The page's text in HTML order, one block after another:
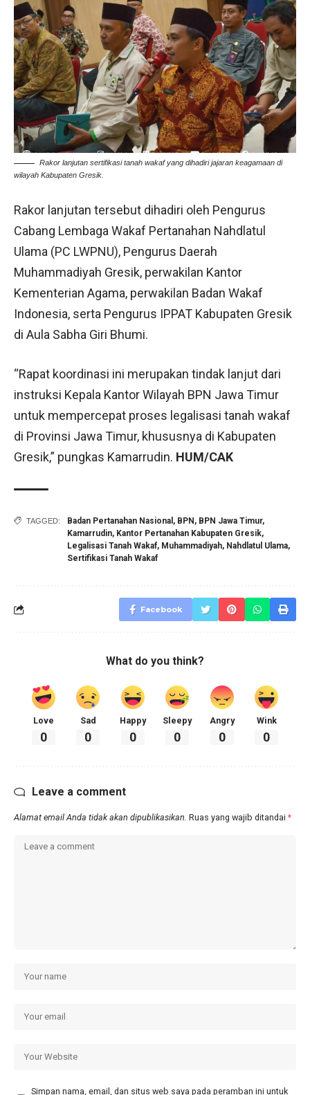
Rakor lanjutan sertifikasi tanah wakaf yang dihadiri jajaran keagamaan di
wilayah Kabupaten Gresik.
Rakor lanjutan tersebut dihadiri oleh Pengurus
Cabang Lembaga Wakaf Pertanahan Nahdlatul
Ulama (PC LWPNU), Pengurus Daerah
Muhammadiyah Gresik, perwakilan Kantor
Kementerian Agama, perwakilan Badan Wakaf
Indonesia, serta Pengurus IPPAT Kabupaten Gresik
di Aula Sabha Giri Bhumi.
“Rapat koordinasi ini merupakan tindak lanjut dari
instruksi Kepala Kantor Wilayah BPN Jawa Timur
untuk mempercepat proses legalisasi tanah wakaf
di Provinsi Jawa Timur, khususnya di Kabupaten
Gresik,” pungkas Kamarrudin. HUM/CAK
TAGGED: Badan Pertanahan Nasional , BPN, BPN Jawa Timur,
Kamarrudin, Kantor Pertanahan Kabupaten Gresik,
Legalisasi Tanah Wakaf, Muhammadiyah, Nahdlatul Ulama,
Sertifikasi Tanah Wakaf
Facebook
What do you think?
Love
0
Sad
0
Happy
0
Sleepy
0
Angry
0
Wink
0
Leave a comment
Alamat email Anda tidak akan dipublikasikan. Ruas yang wajib ditandai *
Simpan nama, email, dan situs web saya pada peramban ini untuk